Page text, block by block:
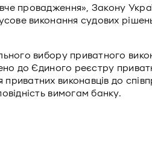
провадження», Закону
виконання судових
вибору приватного
до Єдиного реєстру
виконавців до
вимогам банку.